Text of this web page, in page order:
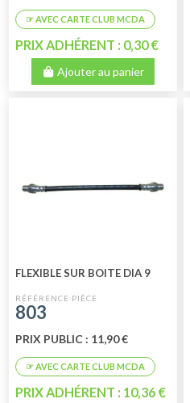
PRIX ADHÉRENT : 0,30 €
Ajouter au panier
FLEXIBLE SUR BOITE DIA 9
803
PRIX PUBLIC : 11,90 €
PRIX ADHÉRENT : 10,36 €